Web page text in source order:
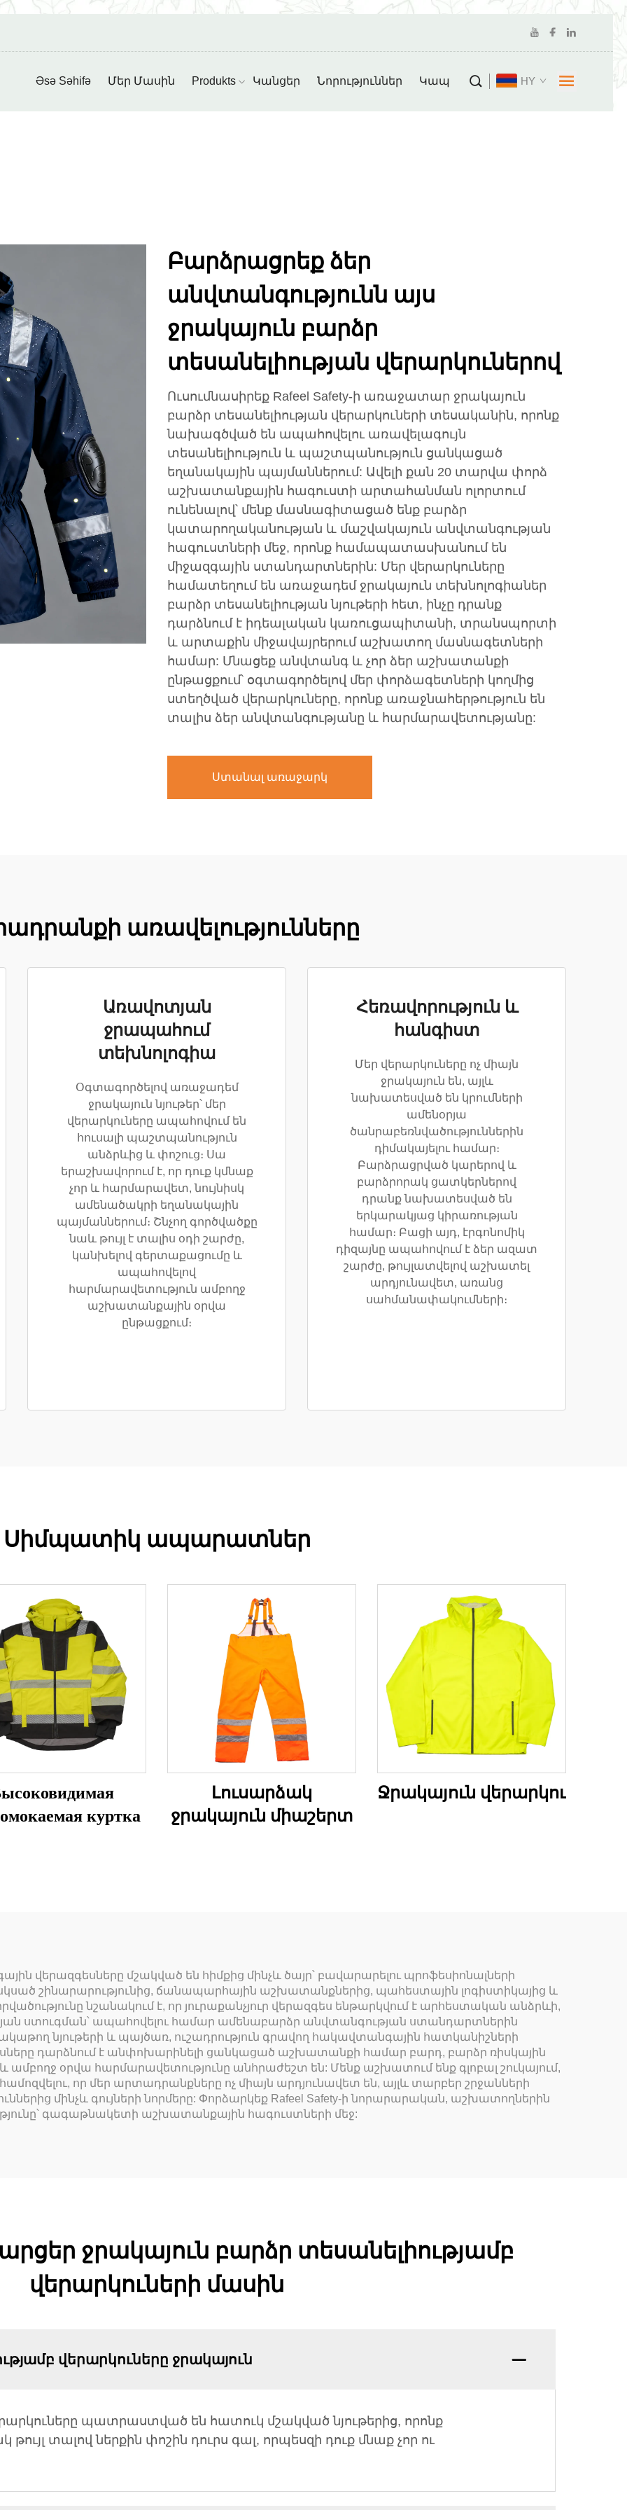
Əsə Səhifə Մեր Մասին Produkts Կանցեր Նորություններ Կապ HY
Բարձրացրեք ձեր
անվտանգությունն այս
ջրակայուն բարձր
տեսանելիության վերարկուներով
Ուսումնասիրեք Rafeel Safety-ի առաջատար ջրակայուն
բարձր տեսանելիության վերարկուների տեսականին, որոնք
նախագծված են ապահովելու առավելագույն
տեսանելիություն և պաշտպանություն ցանկացած
եղանակային պայմաններում: Ավելի քան 20 տարվա փորձ
աշխատանքային հագուստի արտահանման ոլորտում
ունենալով՝ մենք մասնագիտացած ենք բարձր
կատարողականության և մաշվակայուն անվտանգության
հագուստների մեջ, որոնք համապատասխանում են
միջազգային ստանդարտներին: Մեր վերարկուները
համատեղում են առաջադեմ ջրակայուն տեխնոլոգիաներ
բարձր տեսանելիության նյութերի հետ, ինչը դրանք
դարձնում է իդեալական կառուցապիտանի, տրանսպորտի
և արտաքին միջավայրերում աշխատող մասնագետների
համար: Մնացեք անվտանգ և չոր ձեր աշխատանքի
ընթացքում՝ օգտագործելով մեր փորձագետների կողմից
ստեղծված վերարկուները, որոնք առաջնահերթություն են
տալիս ձեր անվտանգությանը և հարմարավետությանը:
Ստանալ առաջարկ
առավելությունները
Առավոտյան
ջրապահում
տեխնոլոգիա
Օգտագործելով առաջադեմ
ջրակայուն նյութեր՝ մեր
վերարկուները ապահովում են
հուսալի պաշտպանություն
անձրևից և փոշուց։ Սա
երաշխավորում է, որ դուք կմնաք
չոր և հարմարավետ, նույնիսկ
ամենածակրի եղանակային
պայմաններում։ Շնչող գործվածքը
նաև թույլ է տալիս օդի շարժը,
կանխելով գերտաքացումը և
ապահովելով
հարմարավետություն ամբողջ
աշխատանքային օրվա
ընթացքում։
Հեռավորություն և
հանգիստ
Մեր վերարկուները ոչ միայն
ջրակայուն են, այլև
նախատեսված են կրումների
ամենօրյա
ծանրաբեռնվածություններին
դիմակայելու համար։
Բարձրացրված կարերով և
բարձրորակ ցատկերներով
դրանք նախատեսված են
երկարակյաց կիրառության
համար։ Բացի այդ, էրգոնոմիկ
դիզայնը ապահովում է ձեր ազատ
շարժը, թույլատվելով աշխատել
արդյունավետ, առանց
սահմանափակումների։
Սիմպատիկ ապարատներ
куртка
Լուսարձակ
ջրակայուն միաշերտ
Ջրակայուն վերարկու
վերազգեսները մշակված են հիմքից մինչև ծայր՝ բավարարելու պրոֆեսիոնալների
շինարարությունից, ճանապարհային աշխատանքներից, պահեստային լոգիստիկայից և
նշանակում է, որ յուրաքանչյուր վերազգես ենթարկվում է արհեստական անձրևի,
ստուգման՝ ապահովելու համար ամենաբարձր անվտանգության ստանդարտներին
նյութերի և պայծառ, ուշադրություն գրավող հակավտանգային հատկանիշների
դարձնում է անփոխարինելի ցանկացած աշխատանքի համար բարդ, բարձր ռիսկային
ամբողջ օրվա հարմարավետությունը անհրաժեշտ են: Մենք աշխատում ենք գլոբալ շուկայում,
որ մեր արտադրանքները ոչ միայն արդյունավետ են, այլև տարբեր շրջանների
մինչև գույների նորմերը: Փորձարկեք Rafeel Safety-ի նորարարական, աշխատողներին
գագաթնակետի աշխատանքային հագուստների մեջ:
ջրակայուն բարձր տեսանելիությամբ
վերարկուների մասին
վերարկուները ջրակայուն
պատրաստված են հատուկ մշակված նյութերից, որոնք
տալով ներքին փոշին դուրս գալ, որպեսզի դուք մնաք չոր ու